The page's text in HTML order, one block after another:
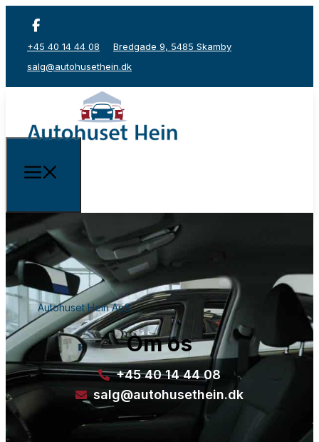
+45 40 14 44 08
Bredgade 9, 5485 Skamby
salg@autohusethein.dk
Autohuset Hein ApS
Om os
+45 40 14 44 08
salg@autohusethein.dk